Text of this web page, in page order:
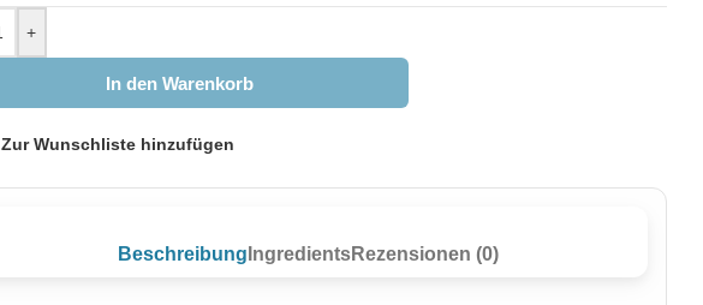
+
In den Warenkorb
Zur Wunschliste hinzufügen
Beschreibung IngredientsRezensionen (0)